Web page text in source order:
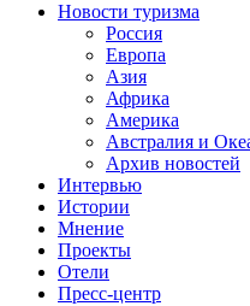
Новости туризма
Россия
Европа
Азия
Африка
Америка
Австралия и
Архив новостей
Интервью
Истории
Мнение
Проекты
Отели
Пресс-центр